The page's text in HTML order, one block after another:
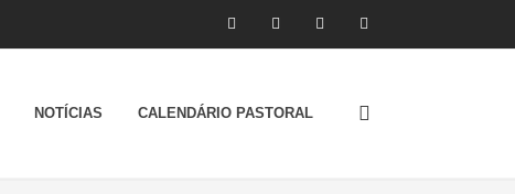
NOTÍCIAS CALENDÁRIO PASTORAL